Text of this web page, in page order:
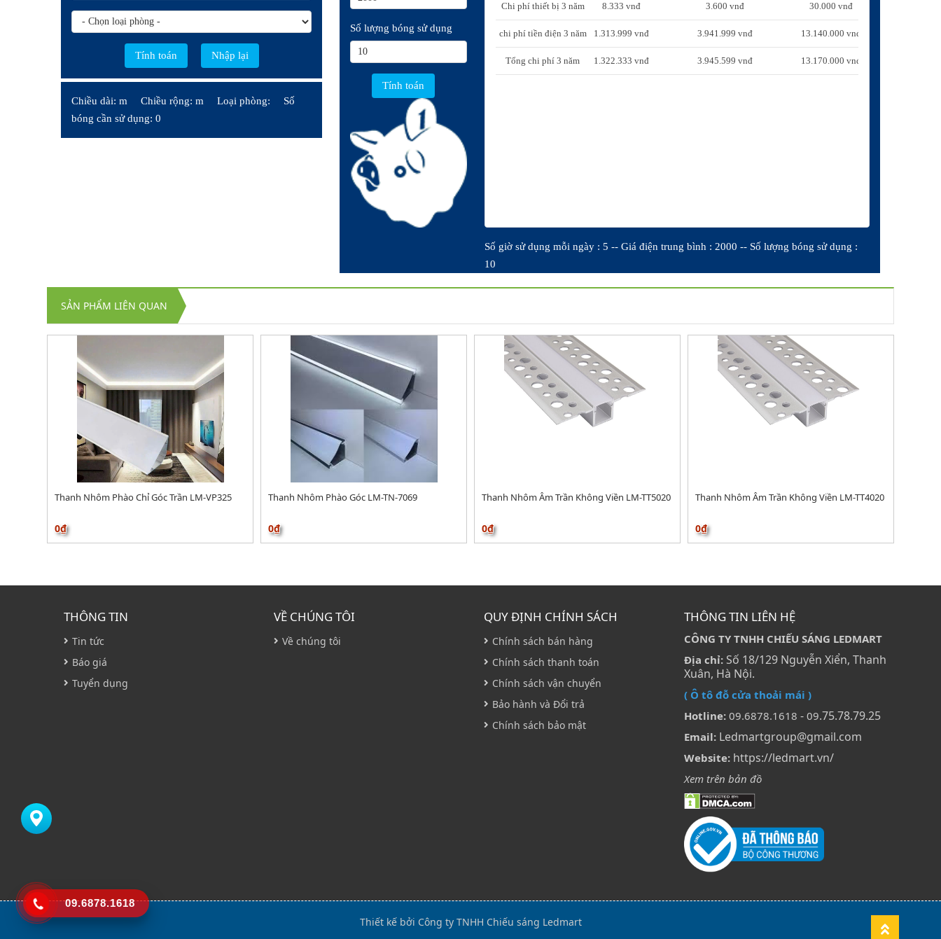
09.6878.1618
Chiều dài: m Chiều rộng: m Loại phòng:
Số
bóng cần sử dụng: 0
Số lượng bóng sử dụng
Chi phí thiết bị 3 năm
chi phí tiền điện 3 năm
Tổng chi phí 3 năm
8.333 vnđ
1.313.999 vnđ
1.322.333 vnđ
3.600 vnđ
3.941.999 vnđ
3.945.599 vnđ
30.000 vnđ
13.140.000 vnđ
13.170.000 vnđ
Số giờ sử dụng mỗi ngày : 5 -- Giá điện trung bình : 2000 -- Số lượng bóng sử dụng :
10
SẢN PHẨM LIÊN QUAN
Thanh Nhôm Phào Chỉ Góc Trần LM-VP325
0₫
Thanh Nhôm Phào Góc LM-TN-7069
0₫
Thanh Nhôm Âm Trần Không Viền LM-TT5020
0₫
Thanh Nhôm Âm Trần Không Viền LM-TT4020
0₫
THÔNG TIN
Tin tức
Báo giá
Tuyển dụng
VỀ CHÚNG TÔI
Về chúng tôi
QUY ĐỊNH CHÍNH SÁCH
Chính sách bán hàng
Chính sách thanh toán
Chính sách vận chuyển
Bảo hành và Đổi trả
Chính sách bảo mật
THÔNG TIN LIÊN HỆ
CÔNG TY TNHH CHIẾU SÁNG LEDMART
Địa chỉ: Số 18/129 Nguyễn Xiển, Thanh
Xuân, Hà Nội.
( Ô tô đỗ cửa thoải mái )
Hotline: 09.6878.1618 - 09.75.78.79.25
Email: Ledmartgroup@gmail.com
Website: https://ledmart.vn/
Xem trên bản đồ
Thiết kế bởi Công ty TNHH Chiếu sáng Ledmart